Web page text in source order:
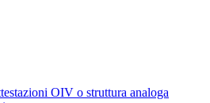
OIV o struttura analoga